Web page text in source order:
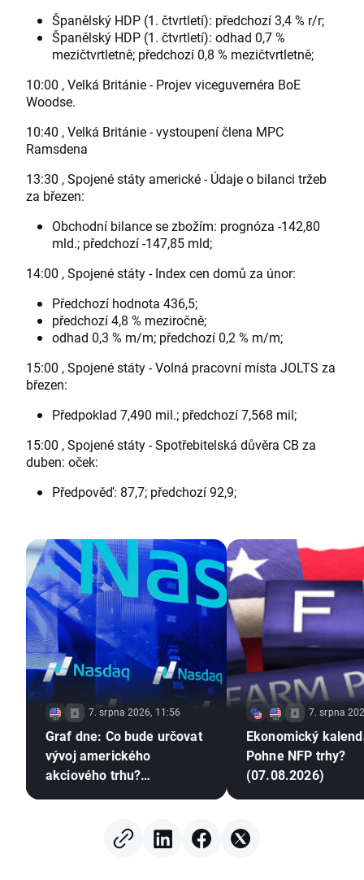
Španělský HDP (1. čtvrtletí): předchozí 3,4 % r/r;
Španělský HDP (1. čtvrtletí): odhad 0,7 %
mezičtvrtletně; předchozí 0,8 % mezičtvrtletně;
10:00 , Velká Británie - Projev viceguvernéra BoE
Woodse.
10:40 , Velká Británie - vystoupení člena MPC
Ramsdena
13:30 , Spojené státy americké - Údaje o bilanci tržeb
za březen:
Obchodní bilance se zbožím: prognóza -142,80
mld.; předchozí -147,85 mld;
14:00 , Spojené státy - Index cen domů za únor:
Předchozí hodnota 436,5;
předchozí 4,8 % meziročně;
odhad 0,3 % m/m; předchozí 0,2 % m/m;
15:00 , Spojené státy - Volná pracovní místa JOLTS za
březen:
Předpoklad 7,490 mil.; předchozí 7,568 mil;
15:00 , Spojené státy - Spotřebitelská důvěra CB za
duben: oček:
Předpověď: 87,7; předchozí 92,9;
7. srpna 2026, 11:56
Graf dne: Co bude určovat
vývoj amerického
akciového trhu?
7. srpna
Ekonomický
Pohne NFP trhy?
(07.08.2026)